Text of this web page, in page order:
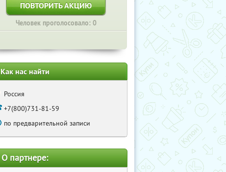
ПОВТОРИТЬ АКЦИЮ
Человек проголосовало: 0
Как нас найти
Россия
+7(800)731-81-59
по предварительной записи
О партнере: